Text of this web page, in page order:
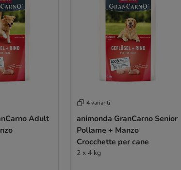
Adult
4 varianti
animonda GranCarno Senior
Pollame + Manzo
Crocchette per cane
2 x 4 kg